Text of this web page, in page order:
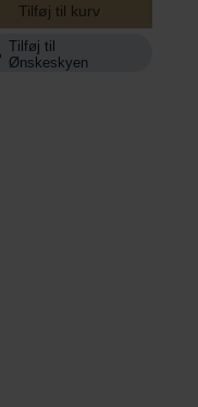
Tilføj til kurv
Tilføj til
Ønskeskyen